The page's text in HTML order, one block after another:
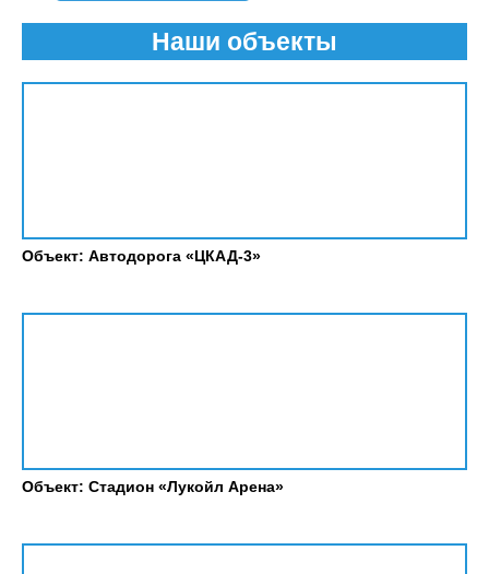
Наши объекты
Объект: Автодорога «ЦКАД-3»
Объект: Стадион «Лукойл Арена»